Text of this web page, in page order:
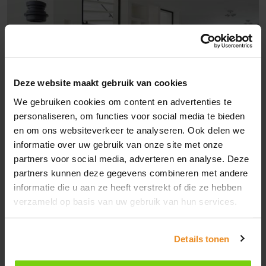
Deze website maakt gebruik van cookies
We gebruiken cookies om content en advertenties te
personaliseren, om functies voor social media te bieden
en om ons websiteverkeer te analyseren. Ook delen we
informatie over uw gebruik van onze site met onze
partners voor social media, adverteren en analyse. Deze
partners kunnen deze gegevens combineren met andere
informatie die u aan ze heeft verstrekt of die ze hebben
verzameld op basis van uw gebruik van hun services.
Details tonen
Stalen deuren
Van maandag 20 juli tot en met maandag 10
augustus zijn wij gesloten in verband met de
zomervakantie.
Heb je in de tussentijd een vraag? Stuur ons
gerust eenberichtje , dan nemen we zo snel